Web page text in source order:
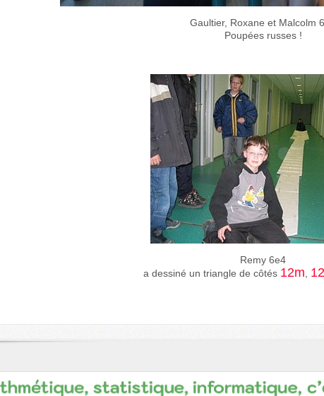
Gaultier, Roxane et Malcolm
Poupées russes !
Remy 6e4
a dessiné un triangle de côtés 12m